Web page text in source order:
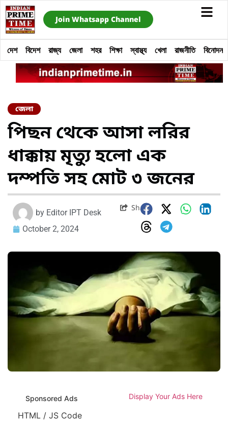
Join Whatsapp Channel
দেশ বিদেশ রাজ্য জেলা শহর শিক্ষা স্বাস্থ্য খেলা রাজনীতি বিনোদন
জেলা
পিছন থেকে আসা লরির
ধাক্কায় মৃত্যু হলো এক
দম্পতি সহ মোট ৩ জনের
by Editor IPT Desk
October 2, 2024
Share
Sponsored Ads Display Your Ads Here
HTML / JS Code